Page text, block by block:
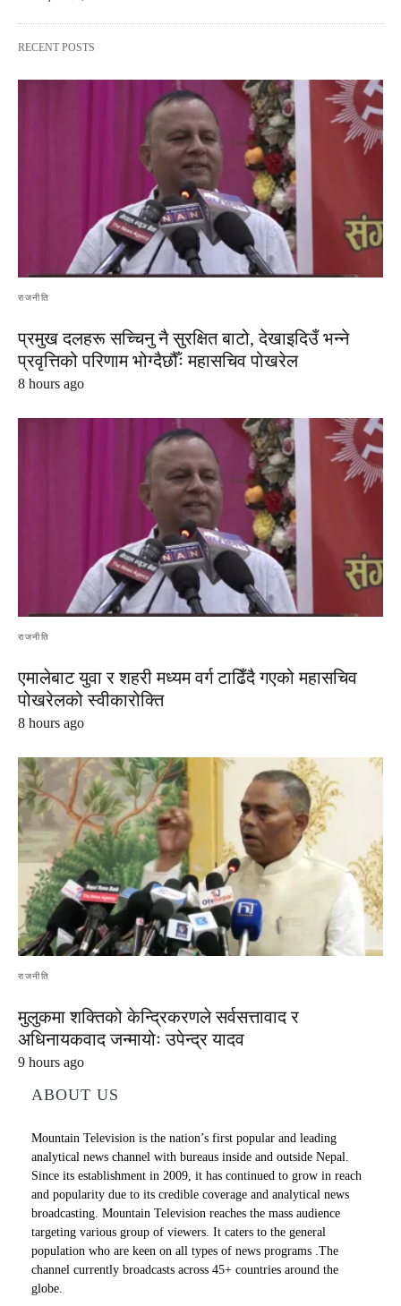
RECENT POSTS
राजनीति
प्रमुख दलहरू सच्चिनु नै सुरक्षित बाटो, देखाइदिउँ भन्ने
प्रवृत्तिको परिणाम भोग्दैछौँः महासचिव पोखरेल
8 hours ago
राजनीति
एमालेबाट युवा र शहरी मध्यम वर्ग टाढिँदै गएको महासचिव
पोखरेलको स्वीकारोक्ति
8 hours ago
राजनीति
मुलुकमा शक्तिको केन्द्रिकरणले सर्वसत्तावाद र
अधिनायकवाद जन्मायोः उपेन्द्र यादव
9 hours ago
ABOUT US
Mountain Television is the nation’s first popular and leading
analytical news channel with bureaus inside and outside Nepal.
Since its establishment in 2009, it has continued to grow in reach
and popularity due to its credible coverage and analytical news
broadcasting. Mountain Television reaches the mass audience
targeting various group of viewers. It caters to the general
population who are keen on all types of news programs .The
channel currently broadcasts across 45+ countries around the
globe.